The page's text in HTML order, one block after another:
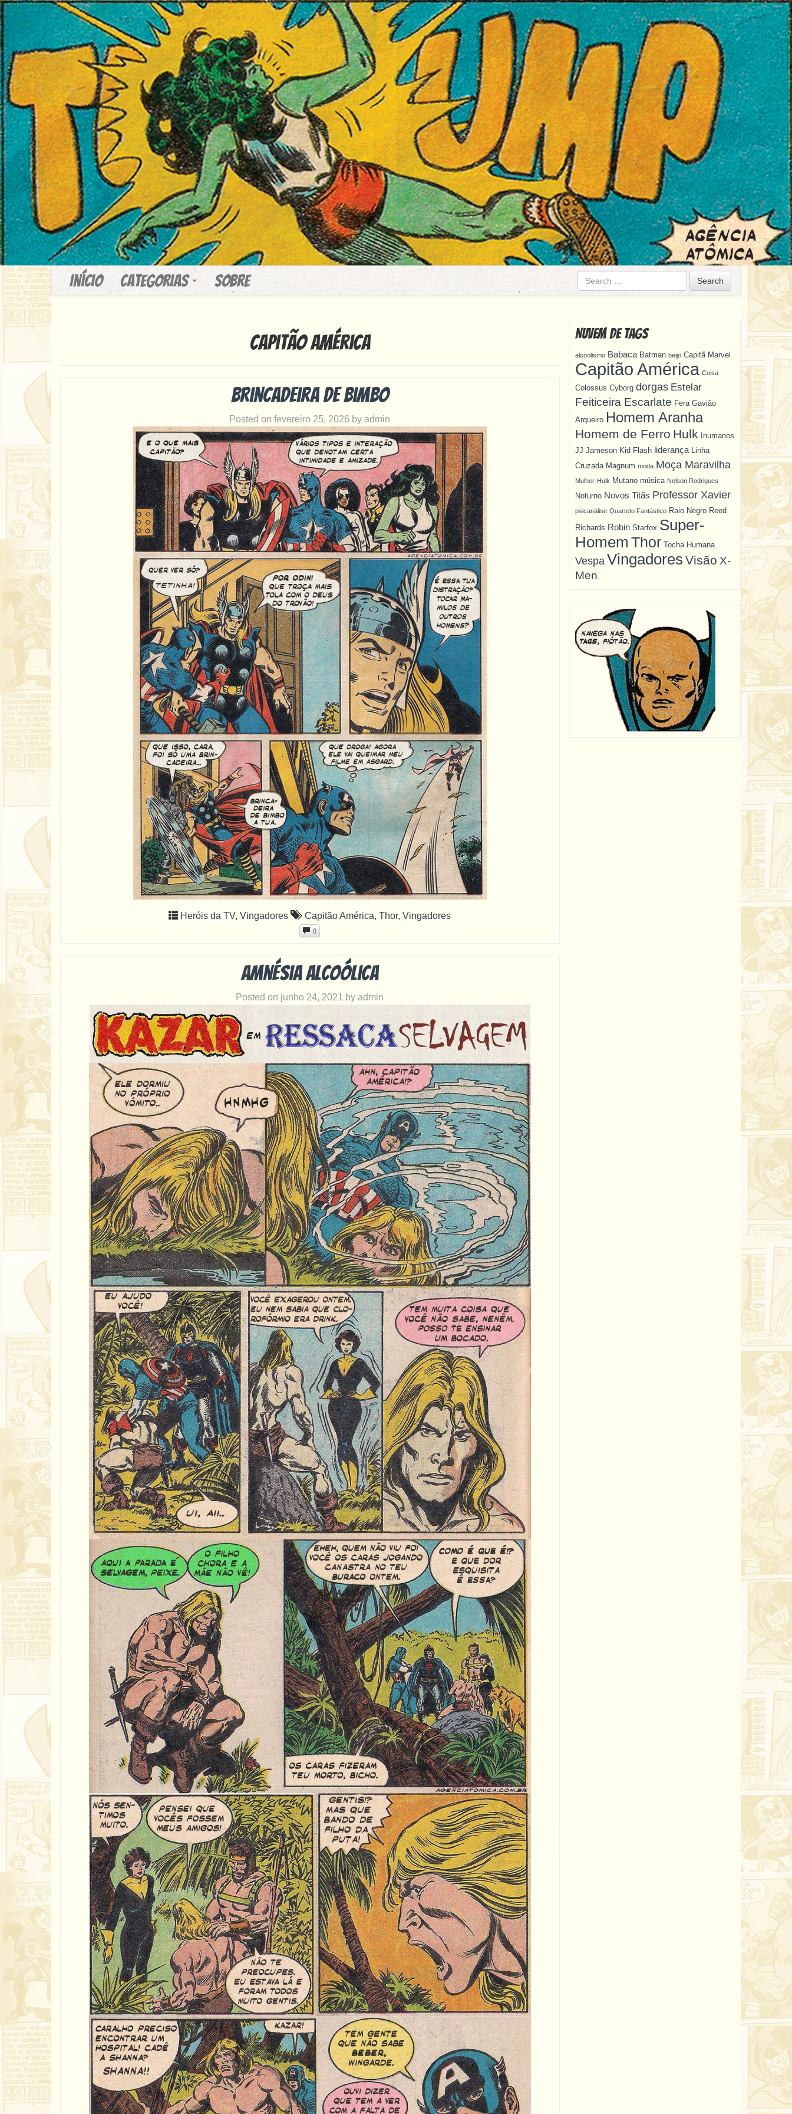
Início Categorias Sobre Search
Capitão América
Brincadeira de bimbo
Posted onfevereiro 25, 2026 byadmin
Heróis da TV,Vingadores Capitão América,Thor,Vingadores
0
Amnésia alcoólica
Posted on junho 24, 2021 byadmin
Nuvem de Tags
alcoolismo Babaca Batman beijo Capitã Marvel
Capitão América Coisa
Colossus Cyborg dorgas Estelar
Feiticeira Escarlate Fera Gavião
Arqueiro Homem Aranha
Homem de Ferro Hulk
Inumanos
JJ Jameson Kid Flash liderança Linha
Cruzada Magnum moda Moça Maravilha
Mulher-Hulk Mutano música Nelson Rodrigues
Noturno Novos Titãs Professor Xavier
psicanálise Quarteto Fantástico Raio Negro Reed
Richards Robin Starfox Super-
Homem Thor Tocha Humana
Vespa Vingadores Visão X-
Men